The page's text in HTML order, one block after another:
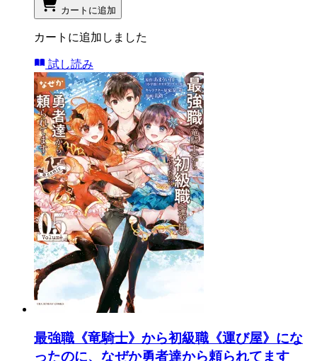
カートに追加
カートに追加しました
試し読み
最強職《竜騎士》から初級職《運び屋》にな
ったのに、なぜか勇者達から頼られてます